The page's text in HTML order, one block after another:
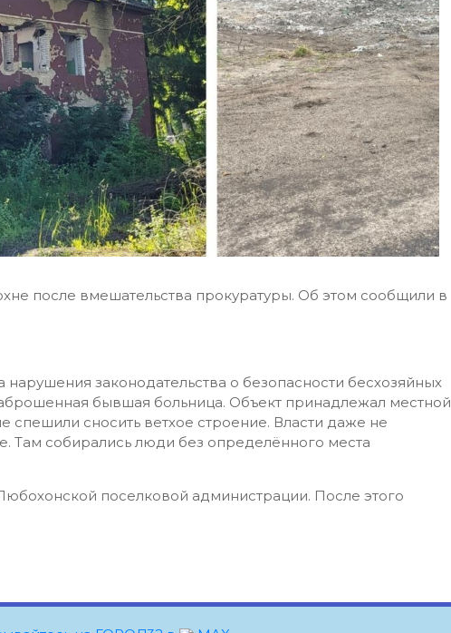
после вмешательства прокуратуры. Об этом сообщили в
законодательства о безопасности бесхозяйных
бывшая больница. Объект принадлежал местной
спешили сносить ветхое строение. Власти даже не
Там собирались люди без определённого места
поселковой администрации. После этого